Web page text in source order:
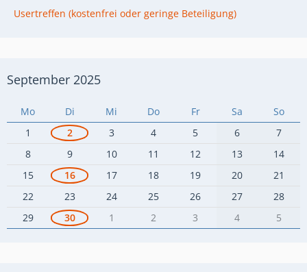
Usertreffen (kostenfrei oder geringe Beteiligung)
September 2025
Mo Di Mi Do Fr Sa
So
1
2 3 4 5 6
7
8
9 10 11 12 13
14
15
16 17 18 19 20
21
22
23 24 25 26 27
28
29
30 1 2 3 4 5